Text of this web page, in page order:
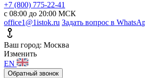
+7 (800) 775-22-41
с 08:00 до 20:00 МСК
office1@1istok.ru Задать вопрос в
Ваш город: Москва
Изменить
EN
Обратный звонок